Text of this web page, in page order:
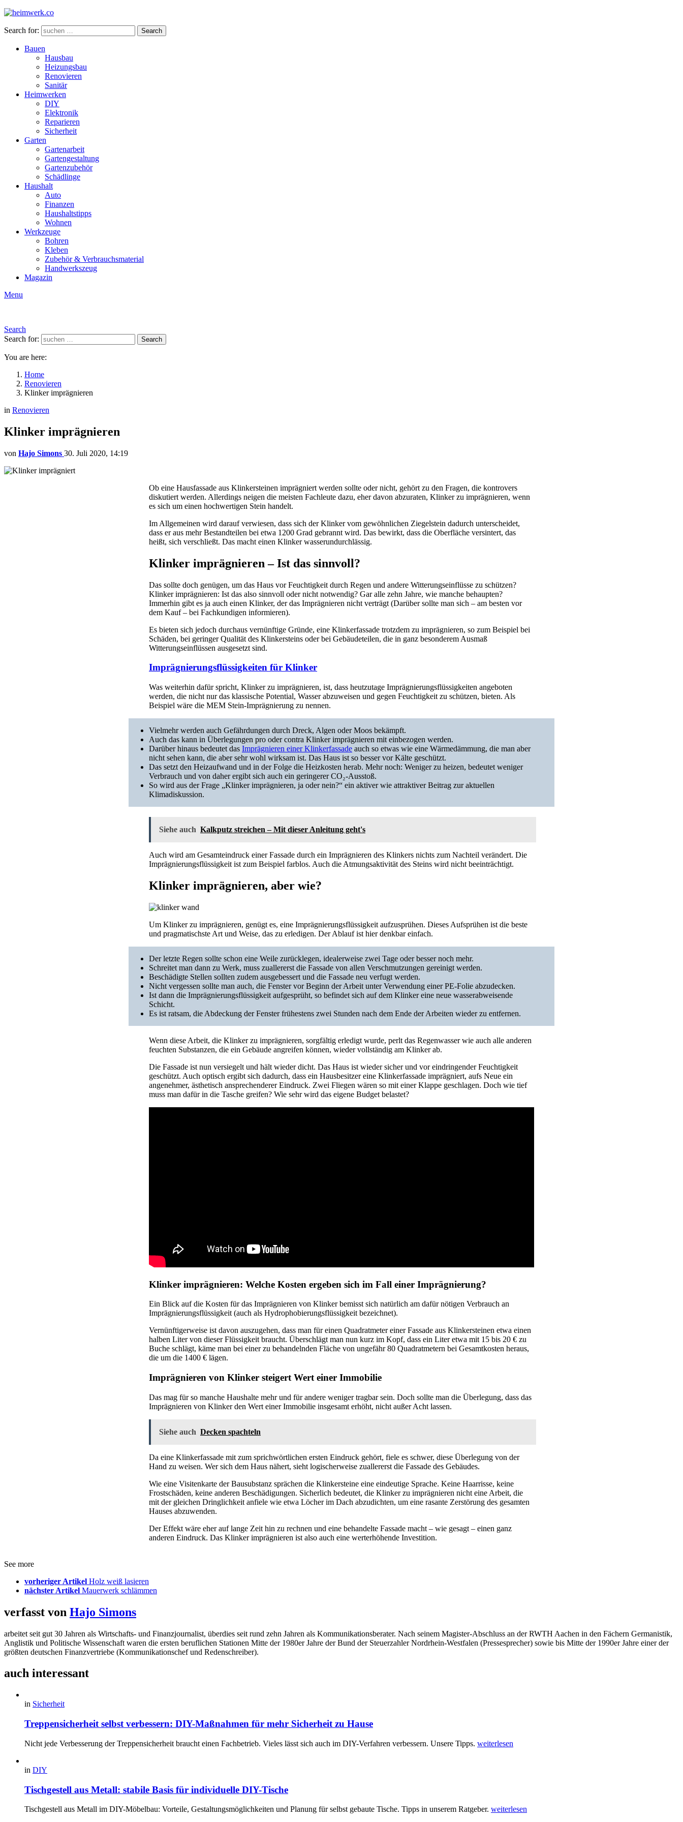
Search for: Search
Bauen
Hausbau
Heizungsbau
Renovieren
Sanitär
Heimwerken
DIY
Elektronik
Reparieren
Sicherheit
Garten
Gartenarbeit
Gartengestaltung
Gartenzubehör
Schädlinge
Haushalt
Auto
Finanzen
Haushaltstipps
Wohnen
Werkzeuge
Bohren
Kleben
Zubehör & Verbrauchsmaterial
Handwerkszeug
Magazin
Menu
Search
Search for:
Search
You are here:
Home
Renovieren
Klinker imprägnieren
in Renovieren
Klinker imprägnieren
von Hajo Simons 30. Juli 2020, 14:19
Ob eine Hausfassade aus Klinkersteinen imprägniert werden sollte oder nicht, gehört zu den Fragen, die kontrovers
diskutiert werden. Allerdings neigen die meisten Fachleute dazu, eher davon abzuraten, Klinker zu imprägnieren, wenn
es sich um einen hochwertigen Stein handelt.
Im Allgemeinen wird darauf verwiesen, dass sich der Klinker vom gewöhnlichen Ziegelstein dadurch unterscheidet,
dass er aus mehr Bestandteilen bei etwa 1200 Grad gebrannt wird. Das bewirkt, dass die Oberfläche versintert, das
heißt, sich verschließt. Das macht einen Klinker wasserundurchlässig.
Klinker imprägnieren – Ist das sinnvoll?
Das sollte doch genügen, um das Haus vor Feuchtigkeit durch Regen und andere Witterungseinflüsse zu schützen?
Klinker imprägnieren: Ist das also sinnvoll oder nicht notwendig? Gar alle zehn Jahre, wie manche behaupten?
Immerhin gibt es ja auch einen Klinker, der das Imprägnieren nicht verträgt (Darüber sollte man sich – am besten vor
dem Kauf – bei Fachkundigen informieren).
Es bieten sich jedoch durchaus vernünftige Gründe, eine Klinkerfassade trotzdem zu imprägnieren, so zum Beispiel bei
Schäden, bei geringer Qualität des Klinkersteins oder bei Gebäudeteilen, die in ganz besonderem Ausmaß
Witterungseinflüssen ausgesetzt sind.
Imprägnierungsflüssigkeiten für Klinker
Was weiterhin dafür spricht, Klinker zu imprägnieren, ist, dass heutzutage Imprägnierungsflüssigkeiten angeboten
werden, die nicht nur das klassische Potential, Wasser abzuweisen und gegen Feuchtigkeit zu schützen, bieten. Als
Beispiel wäre die MEM Stein-Imprägnierung zu nennen.
Vielmehr werden auch Gefährdungen durch Dreck, Algen oder Moos bekämpft.
Auch das kann in Überlegungen pro oder contra Klinker imprägnieren mit einbezogen werden.
Darüber hinaus bedeutet das Imprägnieren einer Klinkerfassade auch so etwas wie eine Wärmedämmung, die man aber
nicht sehen kann, die aber sehr wohl wirksam ist. Das Haus ist so besser vor Kälte geschützt.
Das setzt den Heizaufwand und in der Folge die Heizkosten herab. Mehr noch: Weniger zu heizen, bedeutet weniger
Verbrauch und von daher ergibt sich auch ein geringerer CO₂-Ausstoß.
So wird aus der Frage „Klinker imprägnieren, ja oder nein?“ ein aktiver wie attraktiver Beitrag zur aktuellen
Klimadiskussion.
Siehe auch Kalkputz streichen – Mit dieser Anleitung geht's
Auch wird am Gesamteindruck einer Fassade durch ein Imprägnieren des Klinkers nichts zum Nachteil verändert. Die
Imprägnierungsflüssigkeit ist zum Beispiel farblos. Auch die Atmungsaktivität des Steins wird nicht beeinträchtigt.
Klinker imprägnieren, aber wie?
Um Klinker zu imprägnieren, genügt es, eine Imprägnierungsflüssigkeit aufzusprühen. Dieses Aufsprühen ist die beste
und pragmatischste Art und Weise, das zu erledigen. Der Ablauf ist hier denkbar einfach.
Der letzte Regen sollte schon eine Weile zurücklegen, idealerweise zwei Tage oder besser noch mehr.
Schreitet man dann zu Werk, muss zuallererst die Fassade von allen Verschmutzungen gereinigt werden.
Beschädigte Stellen sollten zudem ausgebessert und die Fassade neu verfugt werden.
Nicht vergessen sollte man auch, die Fenster vor Beginn der Arbeit unter Verwendung einer PE-Folie abzudecken.
Ist dann die Imprägnierungsflüssigkeit aufgesprüht, so befindet sich auf dem Klinker eine neue wasserabweisende
Schicht.
Es ist ratsam, die Abdeckung der Fenster frühestens zwei Stunden nach dem Ende der Arbeiten wieder zu entfernen.
Wenn diese Arbeit, die Klinker zu imprägnieren, sorgfältig erledigt wurde, perlt das Regenwasser wie auch alle anderen
feuchten Substanzen, die ein Gebäude angreifen können, wieder vollständig am Klinker ab.
Die Fassade ist nun versiegelt und hält wieder dicht. Das Haus ist wieder sicher und vor eindringender Feuchtigkeit
geschützt. Auch optisch ergibt sich dadurch, dass ein Hausbesitzer eine Klinkerfassade imprägniert, aufs Neue ein
angenehmer, ästhetisch ansprechenderer Eindruck. Zwei Fliegen wären so mit einer Klappe geschlagen. Doch wie tief
muss man dafür in die Tasche greifen? Wie sehr wird das eigene Budget belastet?
Klinker imprägnieren: Welche Kosten ergeben sich im Fall einer Imprägnierung?
Ein Blick auf die Kosten für das Imprägnieren von Klinker bemisst sich natürlich am dafür nötigen Verbrauch an
Imprägnierungsflüssigkeit (auch als Hydrophobierungsflüssigkeit bezeichnet).
Vernünftigerweise ist davon auszugehen, dass man für einen Quadratmeter einer Fassade aus Klinkersteinen etwa einen
halben Liter von dieser Flüssigkeit braucht. Überschlägt man nun kurz im Kopf, dass ein Liter etwa mit 15 bis 20 € zu
Buche schlägt, käme man bei einer zu behandelnden Fläche von ungefähr 80 Quadratmetern bei Gesamtkosten heraus,
die um die 1400 € lägen.
Imprägnieren von Klinker steigert Wert einer Immobilie
Das mag für so manche Haushalte mehr und für andere weniger tragbar sein. Doch sollte man die Überlegung, dass das
Imprägnieren von Klinker den Wert einer Immobilie insgesamt erhöht, nicht außer Acht lassen.
Siehe auch Decken spachteln
Da eine Klinkerfassade mit zum sprichwörtlichen ersten Eindruck gehört, fiele es schwer, diese Überlegung von der
Hand zu weisen. Wer sich dem Haus nähert, sieht logischerweise zuallererst die Fassade des Gebäudes.
Wie eine Visitenkarte der Bausubstanz sprächen die Klinkersteine eine eindeutige Sprache. Keine Haarrisse, keine
Frostschäden, keine anderen Beschädigungen. Sicherlich bedeutet, die Klinker zu imprägnieren nicht eine Arbeit, die
mit der gleichen Dringlichkeit anfiele wie etwa Löcher im Dach abzudichten, um eine rasante Zerstörung des gesamten
Hauses abzuwenden.
Der Effekt wäre eher auf lange Zeit hin zu rechnen und eine behandelte Fassade macht – wie gesagt – einen ganz
anderen Eindruck. Das Klinker imprägnieren ist also auch eine werterhöhende Investition.
See more
vorheriger Artikel Holz weiß lasieren
nächster Artikel Mauerwerk schlämmen
verfasst von Hajo Simons
arbeitet seit gut 30 Jahren als Wirtschafts- und Finanzjournalist, überdies seit rund zehn Jahren als Kommunikationsberater. Nach seinem Magister-Abschluss an der RWTH Aachen in den Fächern Germanistik,
Anglistik und Politische Wissenschaft waren die ersten beruflichen Stationen Mitte der 1980er Jahre der Bund der Steuerzahler Nordrhein-Westfalen (Pressesprecher) sowie bis Mitte der 1990er Jahre einer der
größten deutschen Finanzvertriebe (Kommunikationschef und Redenschreiber).
auch interessant
in Sicherheit
Treppensicherheit selbst verbessern: DIY-Maßnahmen für mehr Sicherheit zu Hause
Nicht jede Verbesserung der Treppensicherheit braucht einen Fachbetrieb. Vieles lässt sich auch im DIY-Verfahren verbessern. Unsere Tipps. weiterlesen
in DIY
Tischgestell aus Metall: stabile Basis für individuelle DIY-Tische
Tischgestell aus Metall im DIY-Möbelbau: Vorteile, Gestaltungsmöglichkeiten und Planung für selbst gebaute Tische. Tipps in unserem Ratgeber. weiterlesen